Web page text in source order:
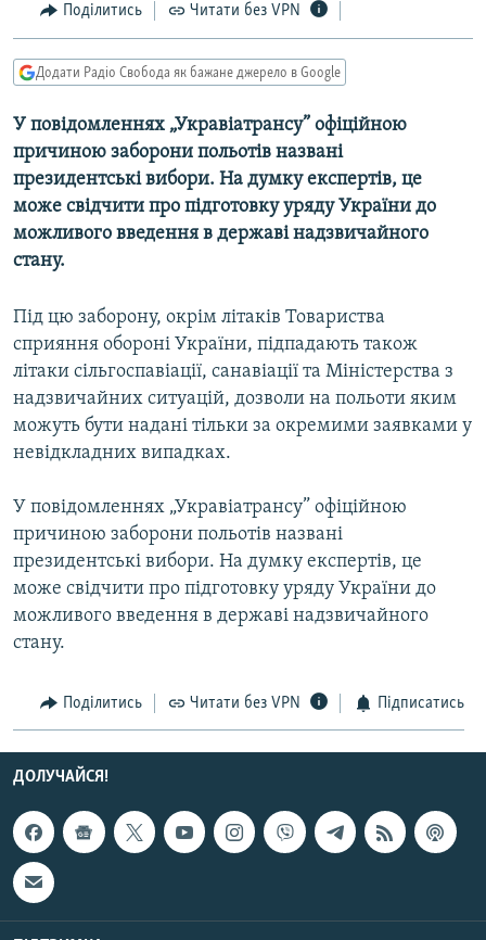
СПЕЦПРОЄКТИ
КРИМ РЕАЛІЇ
РУС
УКР
КТАТ
ДОЛУЧАЙСЯ!
Поділитись Читати без VPN
Додати Радіо Свобода як бажане джерело в Google
У повідомленнях „Укравіатрансу” офіційною
причиною заборони польотів названі
президентські вибори. На думку експертів, це
може свідчити про підготовку уряду України до
можливого введення в державі надзвичайного
стану.
Під цю заборону, окрім літаків Товариства
сприяння обороні України, підпадають також
літаки сільгоспавіації, санавіації та Міністерства з
надзвичайних ситуацій, дозволи на польоти яким
можуть бути надані тільки за окремими заявками у
невідкладних випадках.
У повідомленнях „Укравіатрансу” офіційною
причиною заборони польотів названі
президентські вибори. На думку експертів, це
може свідчити про підготовку уряду України до
можливого введення в державі надзвичайного
стану.
Поділитись Читати без VPN Підписатись
ДОЛУЧАЙСЯ!